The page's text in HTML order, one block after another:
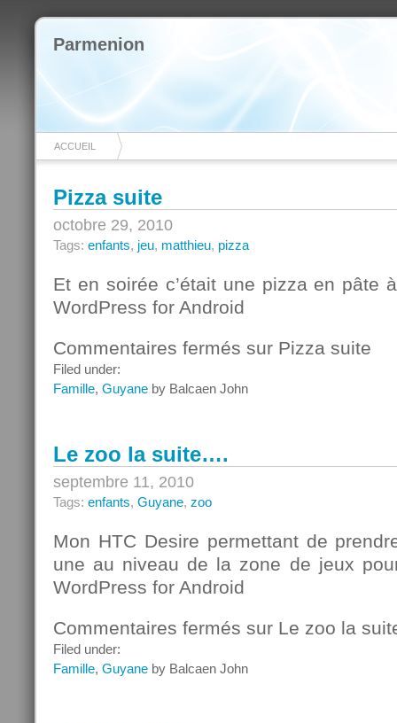
Parmenion
ACCUEIL
Pizza suite
octobre 29, 2010
Tags: enfants, jeu, matthieu, pizza
Et en soirée c’était une pizza en pâte
WordPress for Android
Commentaires fermés sur Pizza suite
Filed under:
Famille, Guyane by Balcaen John
Le zoo la suite….
septembre 11, 2010
Tags: enfants, Guyane, zoo
Mon HTC Desire permettant de
une au niveau de la zone de jeux
WordPress for Android
Commentaires fermés sur Le zoo la
Filed under:
Famille, Guyane by Balcaen John